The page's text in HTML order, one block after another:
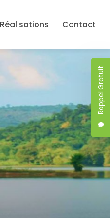
Rappel Gratuit
Réalisations Contact